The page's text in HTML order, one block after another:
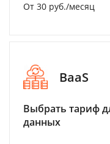
От 30 руб./месяц
BaaS
Выбрать тариф
данных